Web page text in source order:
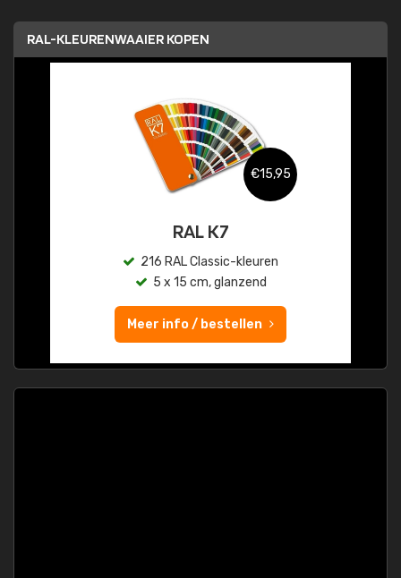
RAL-KLEURENWAAIER KOPEN
€15,95
RAL K7
216 RAL Classic-kleuren
5 x 15 cm, glanzend
Meer info / bestellen